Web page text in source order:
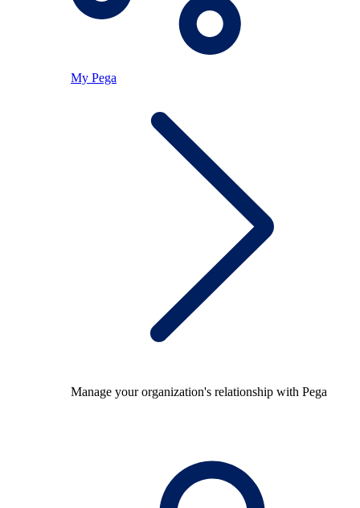
My Pega
Manage your organization's relationship with Pega